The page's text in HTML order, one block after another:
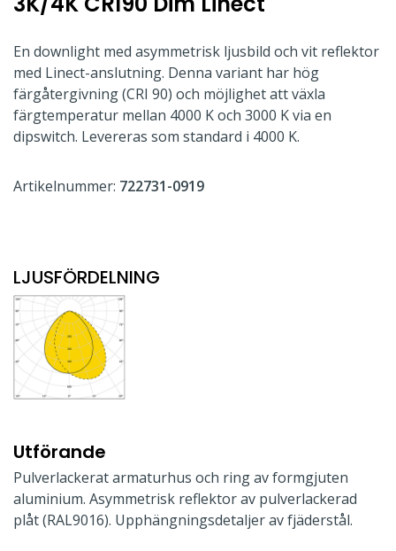
En downlight med asymmetrisk ljusbild och vit reflektor
med Linect-anslutning. Denna variant har hög
färgåtergivning (CRI 90) och möjlighet att växla
färgtemperatur mellan 4000 K och 3000 K via en
dipswitch. Levereras som standard i 4000 K.
Artikelnummer: 722731-0919
LJUSFÖRDELNING
Utförande
Pulverlackerat armaturhus och ring av formgjuten
aluminium. Asymmetrisk reflektor av pulverlackerad
plåt (RAL9016). Upphängningsdetaljer av fjäderstål.